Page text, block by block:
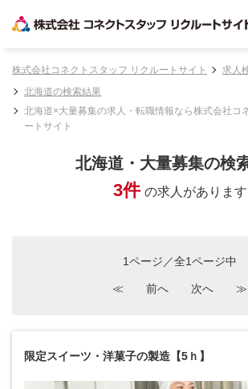
株式会社コネクトスタッフ リクルートサイト
求人
北海道の検索結果
北海道×大量募集の求人・転職情報なら株式会社コ
ートサイト
北海道・大量募集の検
3件 の求人があります
1ページ／全1ページ中
≪ 前へ 次へ ≫
限定スイーツ・洋菓子の製造【5ｈ】